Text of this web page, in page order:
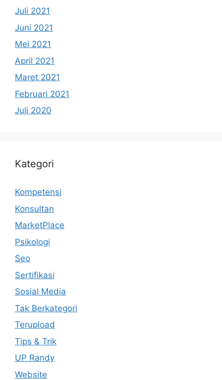
Juli 2021
Juni 2021
Mei 2021
April 2021
Maret 2021
Februari 2021
Juli 2020
Kategori
Kompetensi
Konsultan
MarketPlace
Psikologi
Seo
Sertifikasi
Sosial Media
Tak Berkategori
Terupload
Tips & Trik
UP Randy
Website